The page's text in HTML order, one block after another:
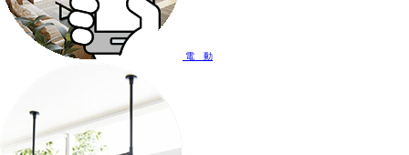
電 動